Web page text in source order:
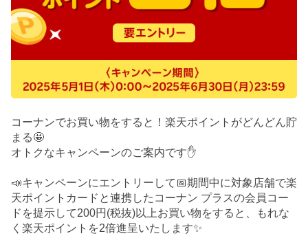
コーナンでお買い物をすると！楽天ポイントがどんどん貯
まる🤩
オトクなキャンペーンのご案内です✋
📣キャンペーンにエントリーして📅期間中に対象店舗で楽
天ポイントカードと連携したコーナン プラスの会員コー
ドを提示して200円(税抜)以上お買い物をすると、もれな
く楽天ポイントを2倍進呈いたします✨